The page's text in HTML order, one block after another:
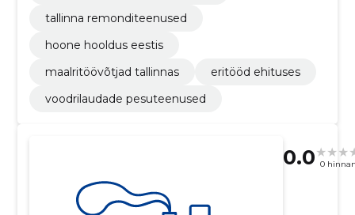
tallinna remonditeenused
hoone hooldus eestis
maalritöövõtjad tallinnas
eritööd ehituses
voodrilaudade pesuteenused
0.0 0